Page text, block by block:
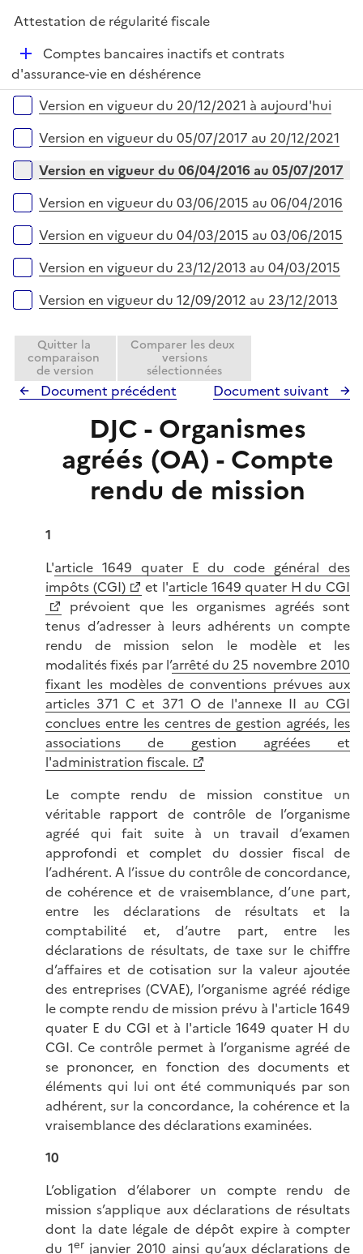
p
e
r
Attestation de régularité fiscale
D
é
p
e
r
Comptes bancaires inactifs et contrats
d'assurance-vie en déshérence
Versions sur la période
Version en vigueur du 20/12/2021 à aujourd'hui
Version en vigueur du 05/07/2017 au 20/12/2021
Version en vigueur du 06/04/2016 au 05/07/2017
Version en vigueur du 03/06/2015 au 06/04/2016
Version en vigueur du 04/03/2015 au 03/06/2015
Version en vigueur du 23/12/2013 au 04/03/2015
Version en vigueur du 12/09/2012 au 23/12/2013
Quitter la
comparaison
de version
Comparer les deux
versions
sélectionnées
Document précédent Document suivant
DJC - Organismes
agréés (OA) - Compte
rendu de mission
1
L'article 1649 quater E du code général des
impôts (CGI)
et l'article 1649 quater H du CGI
prévoient que les organismes agréés sont
tenus d’adresser à leurs adhérents un compte
rendu de mission selon le modèle et les
modalités fixés par l’arrêté du 25 novembre 2010
fixant les modèles de conventions prévues aux
articles 371 C et 371 O de l'annexe II au CGI
conclues entre les centres de gestion agréés, les
associations de gestion agréées et
l'administration fiscale.
Le compte rendu de mission constitue un
véritable rapport de contrôle de l’organisme
agréé qui fait suite à un travail d’examen
approfondi et complet du dossier fiscal de
l’adhérent. A l’issue du contrôle de concordance,
de cohérence et de vraisemblance, d’une part,
entre les déclarations de résultats et la
comptabilité et, d’autre part, entre les
déclarations de résultats, de taxe sur le chiffre
d’affaires et de cotisation sur la valeur ajoutée
des entreprises (CVAE), l’organisme agréé rédige
le compte rendu de mission prévu à l'article 1649
quater E du CGI et à l'article 1649 quater H du
CGI. Ce contrôle permet à l’organisme agréé de
se prononcer, en fonction des documents et
éléments qui lui ont été communiqués par son
adhérent, sur la concordance, la cohérence et la
vraisemblance des déclarations examinées.
10
L’obligation d’élaborer un compte rendu de
mission s’applique aux déclarations de résultats
dont la date légale de dépôt expire à compter
du 1er janvier 2010 ainsi qu’aux déclarations de